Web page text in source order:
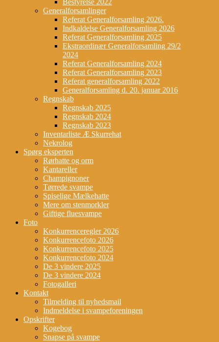
Bestyrelse 2022
Generalforsamlinger
Referat Generalforsamling 2026.
Indkaldelse Generalforsamling 2026
Referat Generalforsamling 2025
Ekstraordinær Generalforsamling 29/2
2024
Referat Generalforsamling 2024
Referat Generalforsamling 2023
Referat generalforsamling 2022
Generalforsamling d. 20. januar 2016
Regnskab
Regnskab 2025
Regnskab 2024
Regnskab 2023
Inventarliste Æ Skurrehat
Nekrolog
Spørg eksperten
Rørhatte og orm
Kantareller
Champignoner
Tørrede svampe
Spiselige Mælkehatte
Mere om stenmorkler
Giftige fluesvampe
Foto
Konkurrenceregler 2026
Konkurrencefoto 2026
Konkurrencefoto 2025
Konkurrencefoto 2024
De 3 vindere 2025
De 3 vindere 2024
Fotogalleri
Kontakt
Tilmelding til nyhedsmail
Indmeldelse i svampeforeningen
Opskrifter
Kogebog
Snapse på svampe